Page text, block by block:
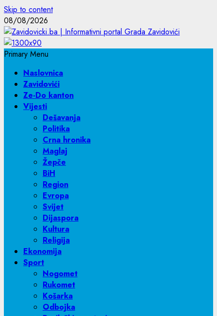
Skip to content
08/08/2026
Primary Menu
Naslovnica
Zavidovići
Ze-Do kanton
Vijesti
Dešavanja
Politika
Crna hronika
Maglaj
Žepče
BiH
Region
Evropa
Svijet
Dijaspora
Kultura
Religija
Ekonomija
Sport
Nogomet
Rukomet
Košarka
Odbojka